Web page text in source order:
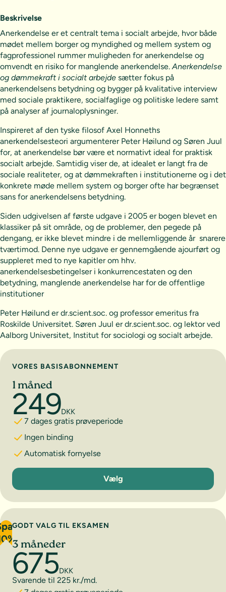
Beskrivelse
Anerkendelse er et centralt tema i socialt arbejde, hvor både
mødet mellem borger og myndighed og mellem system og
fagprofessionel rummer muligheden for anerkendelse og
omvendt en risiko for manglende anerkendelse. Anerkendelse
og dømmekraft i socialt arbejde sætter fokus på
anerkendelsens betydning og bygger på kvalitative interview
med sociale praktikere, socialfaglige og politiske ledere samt
på analyser af journaloplysninger.
Inspireret af den tyske filosof Axel Honneths
anerkendelsesteori argumenterer Peter Høilund og Søren Juul
for, at anerkendelse bør være et normativt ideal for praktisk
socialt arbejde. Samtidig viser de, at idealet er langt fra de
sociale realiteter, og at dømmekraften i institutionerne og i det
konkrete møde mellem system og borger ofte har begrænset
sans for anerkendelsens betydning.
Siden udgivelsen af første udgave i 2005 er bogen blevet en
klassiker på sit område, og de problemer, den pegede på
dengang, er ikke blevet mindre i de mellemliggende år  snarere
tværtimod. Denne nye udgave er gennemgående ajourført og
suppleret med to nye kapitler om hhv.
anerkendelsesbetingelser i konkurrencestaten og den
betydning, manglende anerkendelse har for de offentlige
institutioner
Peter Høilund er dr.scient.soc. og professor emeritus fra
Roskilde Universitet. Søren Juul er dr.scient.soc. og lektor ved
Aalborg Universitet, Institut for sociologi og socialt arbejde.
Vælg abonnement
VORES BASISABONNEMENT
1 måned
249DKK
7 dages gratis prøveperiode
Ingen binding
Automatisk fornyelse
1 måned
Vælg
GODT VALG TIL EKSAMEN
3 måneder
675DKK
Svarende til 225 kr./md.